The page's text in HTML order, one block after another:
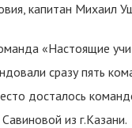
капитан Михаил
«Настоящие
сразу пять
досталось
из г.Казани.